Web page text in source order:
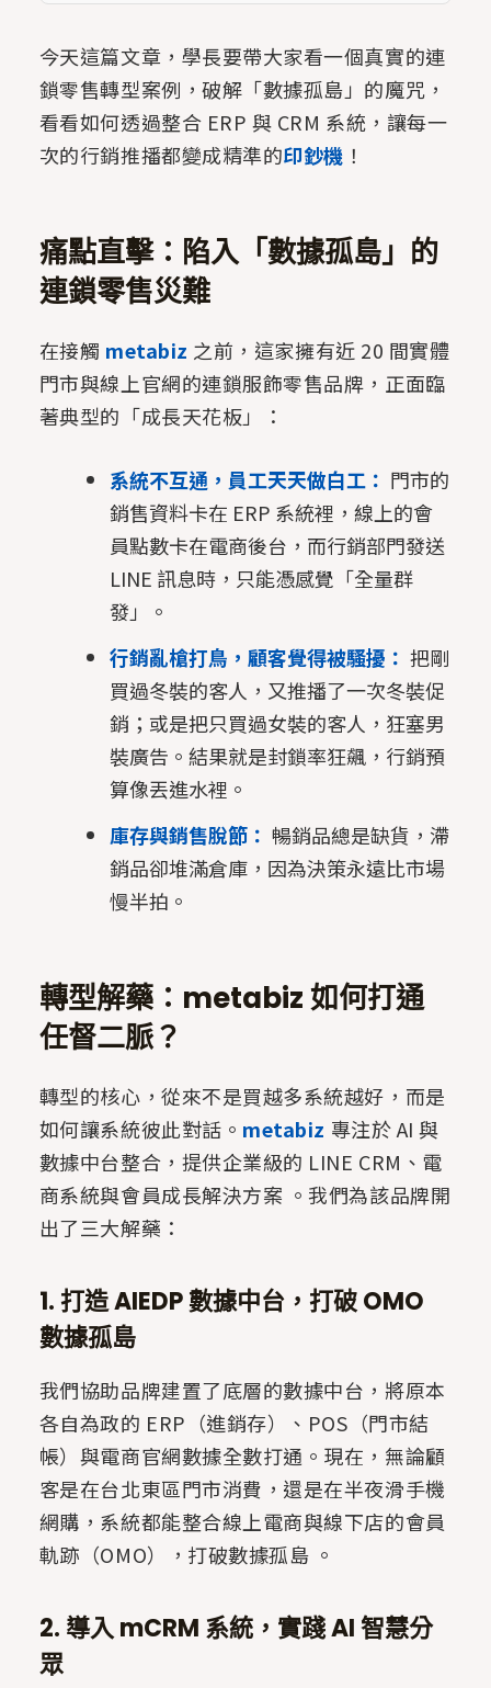
今天這篇文章，學長要帶大家看一個真實的連
鎖零售轉型案例，破解「數據孤島」的魔咒，
看看如何透過整合 ERP 與 CRM 系統，讓每一
次的行銷推播都變成精準的印鈔機 ！
痛點直擊：陷入「數據孤島」的
連鎖零售災難
在接觸 metabiz 之前，這家擁有近 20 間實體
門市與線上官網的連鎖服飾零售品牌，正面臨
著典型的「成長天花板」：
系統不互通，員工天天做白工： 門市的
銷售資料卡在 ERP 系統裡，線上的會
員點數卡在電商後台，而行銷部門發送
LINE 訊息時，只能憑感覺「全量群
發」。
行銷亂槍打鳥，顧客覺得被騷擾： 把剛
買過冬裝的客人，又推播了一次冬裝促
銷；或是把只買過女裝的客人，狂塞男
裝廣告。結果就是封鎖率狂飆，行銷預
算像丟進水裡。
庫存與銷售脫節： 暢銷品總是缺貨，滯
銷品卻堆滿倉庫，因為決策永遠比市場
慢半拍。
轉型解藥：metabiz 如何打通
任督二脈？
轉型的核心，從來不是買越多系統越好，而是
如何讓系統彼此對話。 metabiz 專注於 AI 與
數據中台整合，提供企業級的 LINE CRM、電
商系統與會員成長解決方案 。我們為該品牌開
出了三大解藥：
1. 打造 AIEDP 數據中台，打破 OMO
數據孤島
我們協助品牌建置了底層的數據中台，將原本
各自為政的 ERP（進銷存）、POS（門市結
帳）與電商官網數據全數打通。現在，無論顧
客是在台北東區門市消費，還是在半夜滑手機
網購，系統都能整合線上電商與線下店的會員
軌跡（OMO），打破數據孤島 。
2. 導入 mCRM 系統，實踐 AI 智慧分
眾